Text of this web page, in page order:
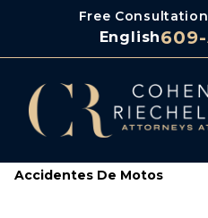
Free
English
Accidentes De Motos